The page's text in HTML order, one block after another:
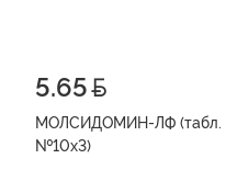
5.65
МОЛСИДОМИН-ЛФ (табл.
№10х3)